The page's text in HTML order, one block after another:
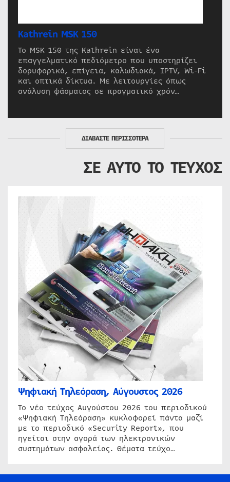
Kathrein MSK 150
Το MSK 150 της Kathrein είναι ένα
επαγγελματικό πεδιόμετρο που υποστηρίζει
δορυφορικά, επίγεια, καλωδιακά, IPTV, Wi-Fi
και οπτικά δίκτυα. Με λειτουργίες όπως
ανάλυση φάσματος σε πραγματικό χρόν…
ΔΙΑΒΑΣΤΕ ΠΕΡΙΣΣΟΤΕΡΑ
ΣΕ ΑΥΤΟ ΤΟ ΤΕΥΧΟΣ
Ψηφιακή Τηλεόραση, Αύγουστος 2026
Το νέο τεύχος Αυγούστου 2026 του περιοδικού
«Ψηφιακή Τηλεόραση» κυκλοφορεί πάντα μαζί
με το περιοδικό «Security Report», που
ηγείται στην αγορά των ηλεκτρονικών
συστημάτων ασφαλείας. Θέματα τεύχο…